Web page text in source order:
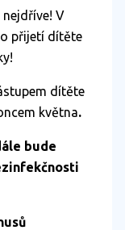
V
přijetí dítěte
dítěte
května.
bude